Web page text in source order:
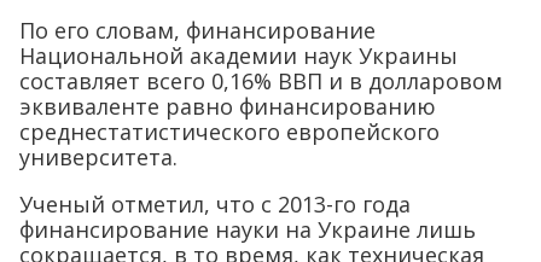
По его словам, финансирование
Национальной академии наук Украины
составляет всего 0,16% ВВП и в долларовом
эквиваленте равно финансированию
среднестатистического европейского
университета.
Ученый отметил, что с 2013-го года
финансирование науки на Украине лишь
сокращается, в то время, как техническая